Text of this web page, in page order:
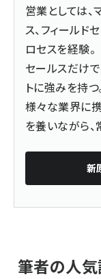
営業としては、
ス、フィールド
ロセスを経験。
セールスだけ
トに強みを持つ
様々な業界に
を養いながら
新
筆者の人